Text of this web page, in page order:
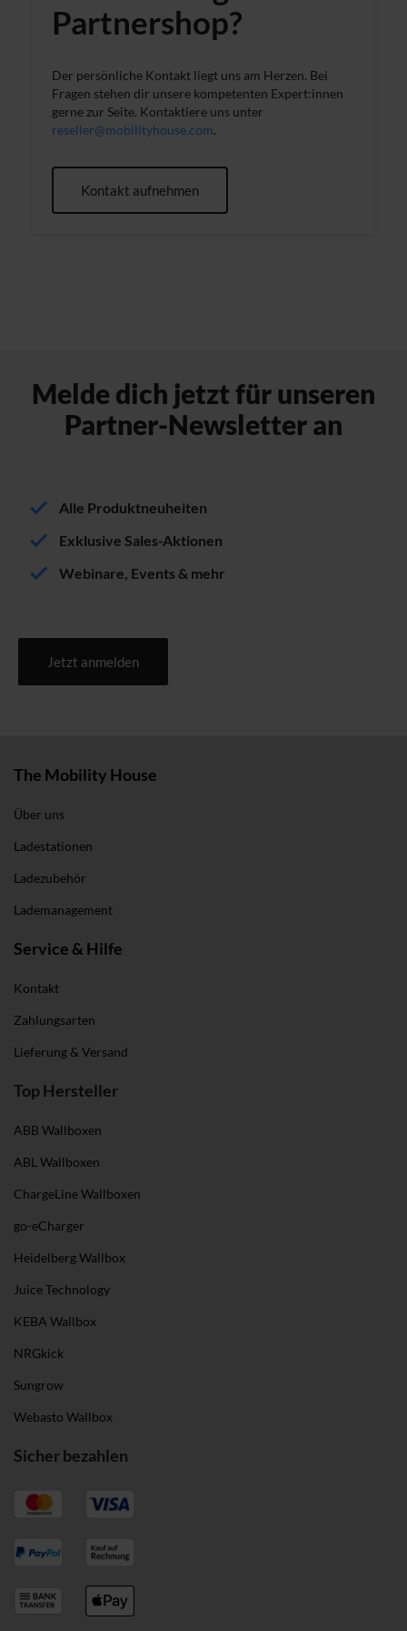
Verwendung unserer Website an unsere Partner für
soziale Medien, Werbung und Analysen weiter. Unsere
weiteren Daten zusammen, die du ihnen bereitgestellt
hast oder die sie im Rahmen deiner Nutzung der Dienste
gesammelt haben. Weitere Informationen findest du in
Impressum
Partnershop?
Der persönliche Kontakt liegt uns am Herzen. Bei
Fragen stehen dir unsere kompetenten Expert:innen
gerne zur Seite. Kontaktiere uns unter
reseller@mobilityhouse.com.
Kontakt aufnehmen
Melde dich jetzt für unseren
Partner-Newsletter an
Alle Produktneuheiten
Exklusive Sales-Aktionen
Webinare, Events & mehr
Jetzt anmelden
The Mobility House
Über uns
Ladestationen
Ladezubehör
Lademanagement
Service & Hilfe
Kontakt
Zahlungsarten
Lieferung & Versand
Top Hersteller
ABB Wallboxen
ABL Wallboxen
ChargeLine Wallboxen
go-eCharger
Heidelberg Wallbox
Juice Technology
KEBA Wallbox
NRGkick
Sungrow
Webasto Wallbox
Sicher bezahlen